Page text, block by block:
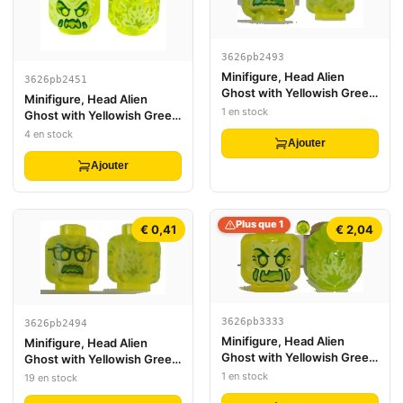
3626pb2451
Minifigure, Head Alien
Ghost with Yellowish Green
Face, Slime Mouth, Raised
Back Pattern - Hollow Stud
4 en stock
Ajouter
3626pb2493
Minifigure, Head Alien
Ghost with Yellowish Green
Face, Bushy Eyebrows,
in Back Pattern - Hollow
Stud
1 en stock
Ajouter
€ 0,41
3626pb2494
Minifigure, Head Alien
Ghost with Yellowish Green
Face, Glasses, Angry and
19 en stock
€ 2,04
Plus que 1
3626pb3333
Minifigure, Head Alien
Ghost with Yellowish Green
Face, Cheeks, Large Raised
Eyebrows, Pointed Eyes
1 en stock